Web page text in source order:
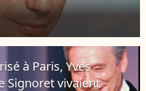
à Paris, Yves
Signoret vivaient